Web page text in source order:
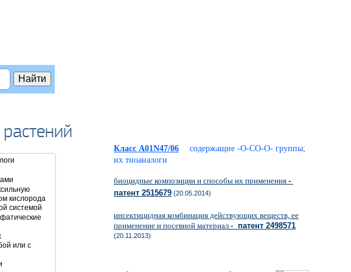
кислорода
системой
или с
Класс A01N47/06
содержащие -O-CO-O- группы;
их тиоаналоги
биоцидные композиции и способы их применения -
патент 2515679 (20.05.2014)
инсектицидная комбинация действующих веществ, ее
применение и посевной материал - патент 2498571
(20.11.2013)